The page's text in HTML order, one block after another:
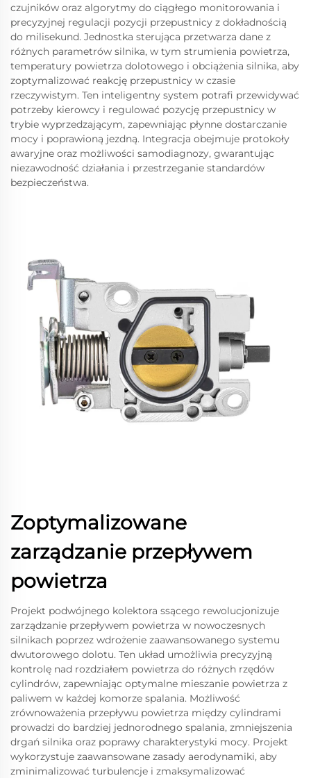
czujników oraz algorytmy do ciągłego monitorowania i
precyzyjnej regulacji pozycji przepustnicy z dokładnością
do milisekund. Jednostka sterująca przetwarza dane z
różnych parametrów silnika, w tym strumienia powietrza,
temperatury powietrza dolotowego i obciążenia silnika, aby
zoptymalizować reakcję przepustnicy w czasie
rzeczywistym. Ten inteligentny system potrafi przewidywać
potrzeby kierowcy i regulować pozycję przepustnicy w
trybie wyprzedzającym, zapewniając płynne dostarczanie
mocy i poprawioną jezdną. Integracja obejmuje protokoły
awaryjne oraz możliwości samodiagnozy, gwarantując
niezawodność działania i przestrzeganie standardów
bezpieczeństwa.
Zoptymalizowane
zarządzanie przepływem
powietrza
Projekt podwójnego kolektora ssącego rewolucjonizuje
zarządzanie przepływem powietrza w nowoczesnych
silnikach poprzez wdrożenie zaawansowanego systemu
dwutorowego dolotu. Ten układ umożliwia precyzyjną
kontrolę nad rozdziałem powietrza do różnych rzędów
cylindrów, zapewniając optymalne mieszanie powietrza z
paliwem w każdej komorze spalania. Możliwość
zrównoważenia przepływu powietrza między cylindrami
prowadzi do bardziej jednorodnego spalania, zmniejszenia
drgań silnika oraz poprawy charakterystyki mocy. Projekt
wykorzystuje zaawansowane zasady aerodynamiki, aby
zminimalizować turbulencje i zmaksymalizować